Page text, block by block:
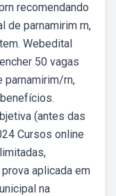
recomendando
de parnamirim rn,
Webedital
50 vagas
parnamirim/rn,
(antes das
Cursos online
aplicada em
na